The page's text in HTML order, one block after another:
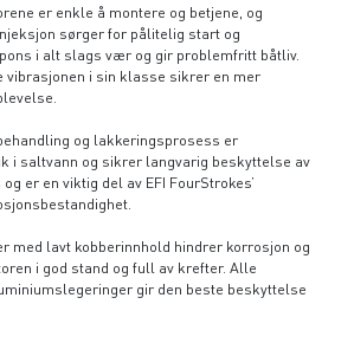
er enkle å montere og betjene, og
sørger for pålitelig start og
i alt slags vær og gir problemfritt båtliv.
vibrasjonen i sin klasse sikrer en mer
og lakkeringsprosess er
i saltvann og sikrer langvarig beskyttelse av
er en viktig del av EFI FourStrokes’
med lavt kobberinnhold hindrer korrosjon og
i god stand og full av krefter. Alle
gir den beste beskyttelse